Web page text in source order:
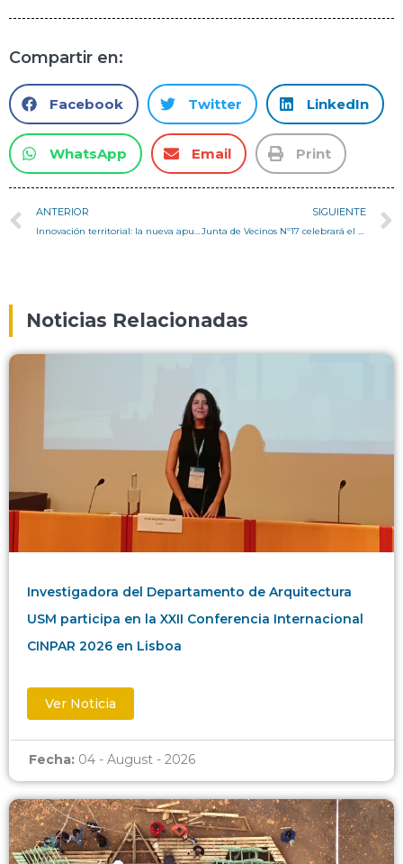
Compartir en:
Facebook Twitter LinkedIn
WhatsApp Email Print
ANTERIOR SIGUIENTE
Noticias Relacionadas
Investigadora del Departamento de Arquitectura
USM participa en la XXII Conferencia Internacional
CINPAR 2026 en Lisboa
Ver Noticia
Fecha: 04 - August - 2026